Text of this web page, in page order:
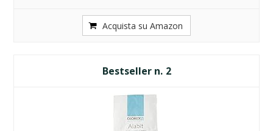
Acquista su Amazon
2